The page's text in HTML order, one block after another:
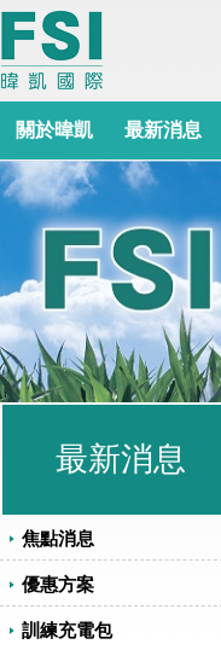
關於暐凱 最新消息
最新消息
焦點消息
優惠方案
訓練充電包